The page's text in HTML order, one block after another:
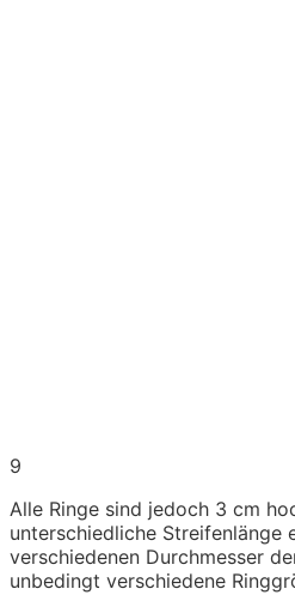
9
Alle Ringe sind jedoch 3 cm
unterschiedliche Streifenlänge
verschiedenen Durchmesser
unbedingt verschiedene